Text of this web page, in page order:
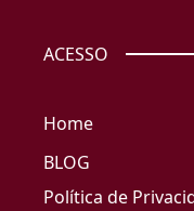
ACESSO
Home
BLOG
Política de